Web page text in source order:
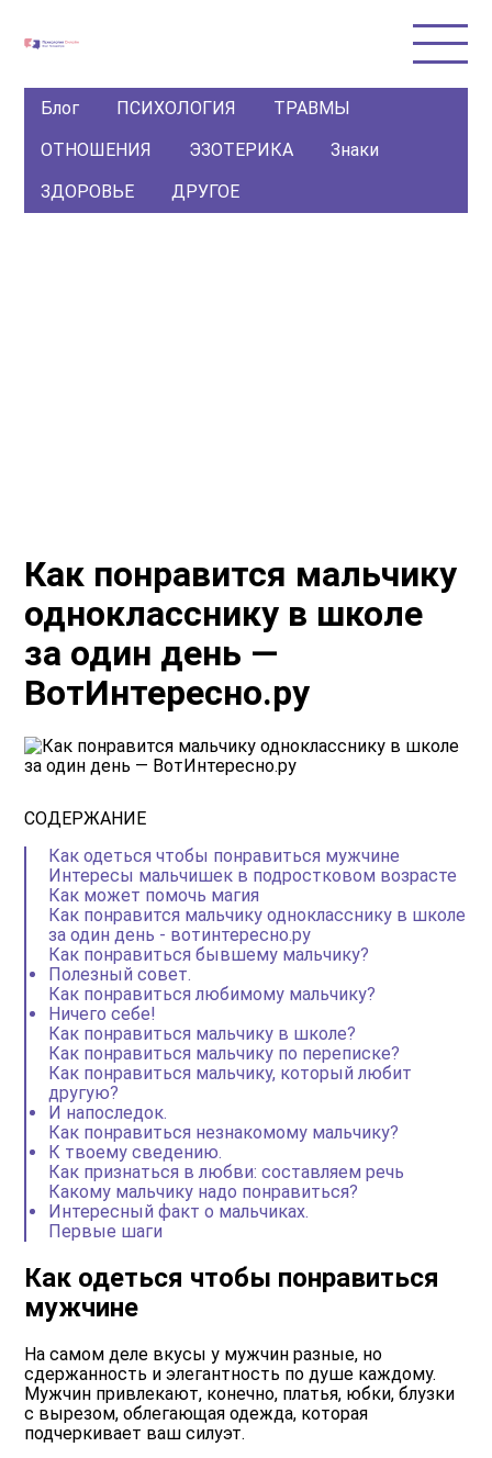
Блог ПСИХОЛОГИЯ
ТРАВМЫ
ОТНОШЕНИЯ
ЭЗОТЕРИКА
Знаки
ЗДОРОВЬЕ
ДРУГОЕ
Как понравится мальчику
однокласснику в школе
за один день —
ВотИнтересно.ру
СОДЕРЖАНИЕ
Как одеться чтобы понравиться мужчине
Интересы мальчишек в подростковом возрасте
Как может помочь магия
Как понравится мальчику однокласснику в школе
за один день - вотинтересно.ру
Как понравиться бывшему мальчику?
Полезный совет.
Как понравиться любимому мальчику?
Ничего себе!
Как понравиться мальчику в школе?
Как понравиться мальчику по переписке?
Как понравиться мальчику, который любит
другую?
И напоследок.
Как понравиться незнакомому мальчику?
К твоему сведению.
Как признаться в любви: составляем речь
Какому мальчику надо понравиться?
Интересный факт о мальчиках.
Первые шаги
Как одеться чтобы понравиться
мужчине
На самом деле вкусы у мужчин разные, но
сдержанность и элегантность по душе каждому.
Мужчин привлекают, конечно, платья, юбки, блузки
с вырезом, облегающая одежда, которая
подчеркивает ваш силуэт.